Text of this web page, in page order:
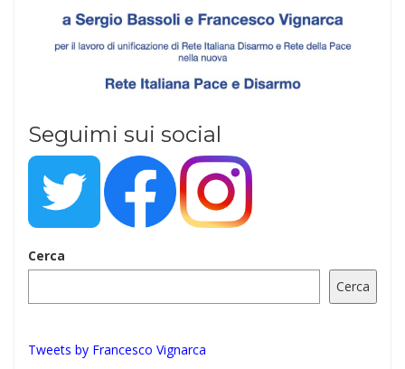
Seguimi sui social
Cerca
Cerca
Tweets by Francesco Vignarca